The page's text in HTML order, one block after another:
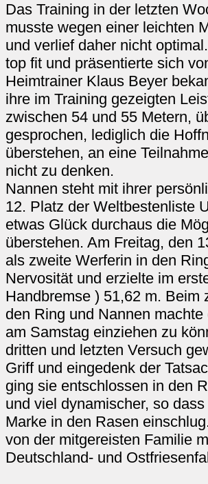
Das Training in der letzten
musste wegen einer leichten
und verlief daher nicht
top fit und präsentierte sich
Heimtrainer Klaus Beyer
ihre im Training gezeigten
zwischen 54 und 55 Metern,
gesprochen, lediglich die
überstehen, an eine
nicht zu denken.
Nannen steht mit ihrer
12. Platz der Weltbestenliste
etwas Glück durchaus die
überstehen. Am Freitag, den
als zweite Werferin in den
Nervosität und erzielte im
Handbremse ) 51,62 m. Beim
den Ring und Nannen
am Samstag einziehen zu
dritten und letzten Versuch
Griff und eingedenk der
ging sie entschlossen in den
und viel dynamischer, so
Marke in den Rasen
von der mitgereisten Familie
Deutschland- und